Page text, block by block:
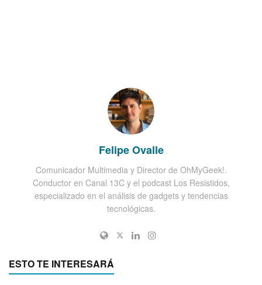
Felipe Ovalle
Comunicador Multimedia y Director de OhMyGeek!.
Conductor en Canal 13C y el podcast Los Resistidos,
especializado en el análisis de gadgets y tendencias
tecnológicas.
ESTO TE INTERESARÁ